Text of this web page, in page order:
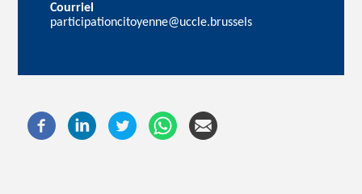
Courriel
participationcitoyenne@uccle.brussels